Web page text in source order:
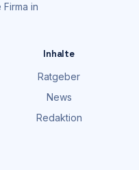
in
Inhalte
Ratgeber
News
Redaktion